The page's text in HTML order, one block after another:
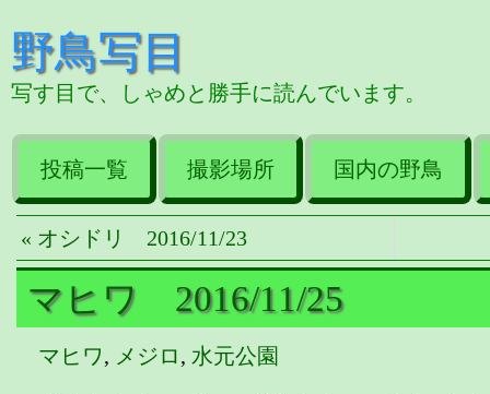
野鳥写目
写す目で、しゃめと勝手に読んでいます。
投稿一覧 撮影場所 国内の野鳥
« オシドリ 2016/11/23
マヒワ 2016/11/25
マヒワ, メジロ, 水元公園